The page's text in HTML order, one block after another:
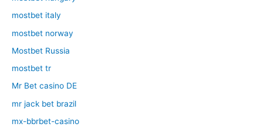
mostbet italy
mostbet norway
Mostbet Russia
mostbet tr
Mr Bet casino DE
mr jack bet brazil
mx-bbrbet-casino